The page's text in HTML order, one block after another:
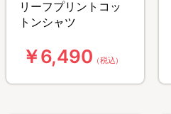
リーフプリントコッ
トンシャツ
￥6,490 （税込）